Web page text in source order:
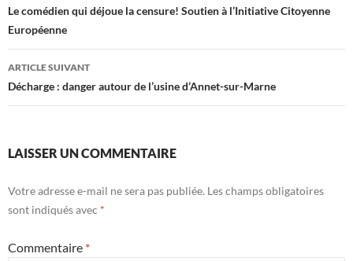
des
articles
Le comédien qui déjoue la censure! Soutien à l’Initiative Citoyenne
Européenne
ARTICLE SUIVANT
Décharge : danger autour de l’usine d’Annet-sur-Marne
LAISSER UN COMMENTAIRE
Votre adresse e-mail ne sera pas publiée. Les champs obligatoires
sont indiqués avec *
Commentaire *